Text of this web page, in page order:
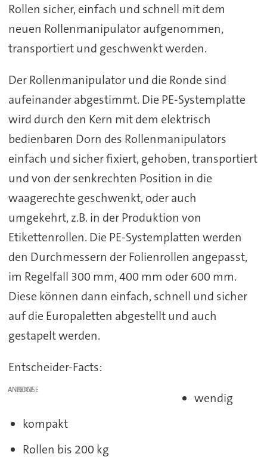
Rollen sicher, einfach und schnell mit dem
neuen Rollenmanipulator aufgenommen,
transportiert und geschwenkt werden.
Der Rollenmanipulator und die Ronde sind
aufeinander abgestimmt. Die PE-Systemplatte
wird durch den Kern mit dem elektrisch
bedienbaren Dorn des Rollenmanipulators
einfach und sicher fixiert, gehoben, transportiert
und von der senkrechten Position in die
waagerechte geschwenkt, oder auch
umgekehrt, z.B. in der Produktion von
Etikettenrollen. Die PE-Systemplatten werden
den Durchmessern der Folienrollen angepasst,
im Regelfall 300 mm, 400 mm oder 600 mm.
Diese können dann einfach, schnell und sicher
auf die Europaletten abgestellt und auch
gestapelt werden.
Entscheider-Facts:
ANZEIGE
wendig
kompakt
Rollen bis 200 kg